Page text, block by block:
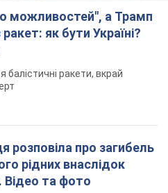
можливостей", а Трамп
як бути Україні?
балістичні ракети, вкрай
розповіла про загибель
рідних внаслідок
Відео та фото